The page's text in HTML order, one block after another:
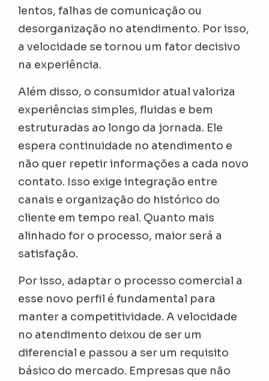
lentos, falhas de comunicação ou
desorganização no atendimento. Por isso,
a velocidade se tornou um fator decisivo
na experiência.
Além disso, o consumidor atual valoriza
experiências simples, fluidas e bem
estruturadas ao longo da jornada. Ele
espera continuidade no atendimento e
não quer repetir informações a cada novo
contato. Isso exige integração entre
canais e organização do histórico do
cliente em tempo real. Quanto mais
alinhado for o processo, maior será a
satisfação.
Por isso, adaptar o processo comercial a
esse novo perfil é fundamental para
manter a competitividade. A velocidade
no atendimento deixou de ser um
diferencial e passou a ser um requisito
básico do mercado. Empresas que não